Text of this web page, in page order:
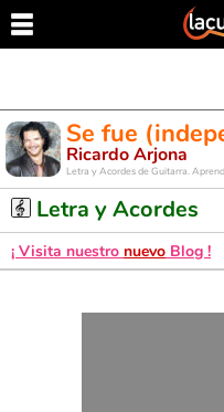
Se fue
Ricardo Arjona
Letra y Acordes de Guitarra.
Letra y Acordes
¡ Visita nuestro nuevo Blog !